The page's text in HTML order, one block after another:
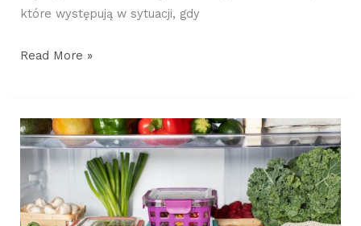
które występują w sytuacji, gdy
Read More »
Związki
endokrynnie
czynne
wpływ